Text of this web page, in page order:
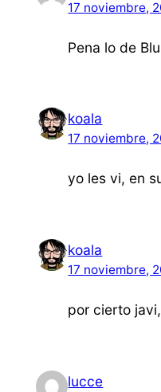
17 noviembre,
Pena lo de
koala
17 noviembre,
yo les vi, en
koala
17 noviembre,
por cierto
lucce